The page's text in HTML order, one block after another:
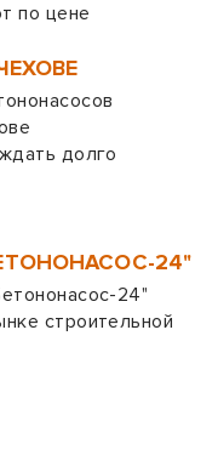
по цене
долго
24"
24"
строительной